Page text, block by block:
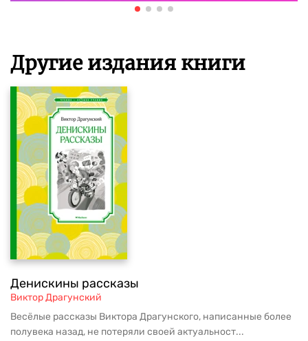
Другие издания книги
Денискины рассказы
Виктор Драгунский
Весёлые рассказы Виктора Драгунского, написанные более
полувека назад, не потеряли своей актуальност...